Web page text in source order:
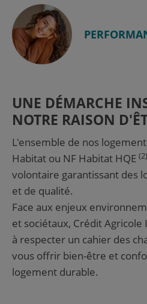
UNE DÉMARCHE
NOTRE RAISON
L'ensemble de nos
Habitat ou NF Habitat HQE (2)
volontaire garantissant des
et de qualité.
Face aux enjeux
et sociétaux, Crédit Agricole
à respecter un cahier des
vous offrir bien-être et
logement durable.